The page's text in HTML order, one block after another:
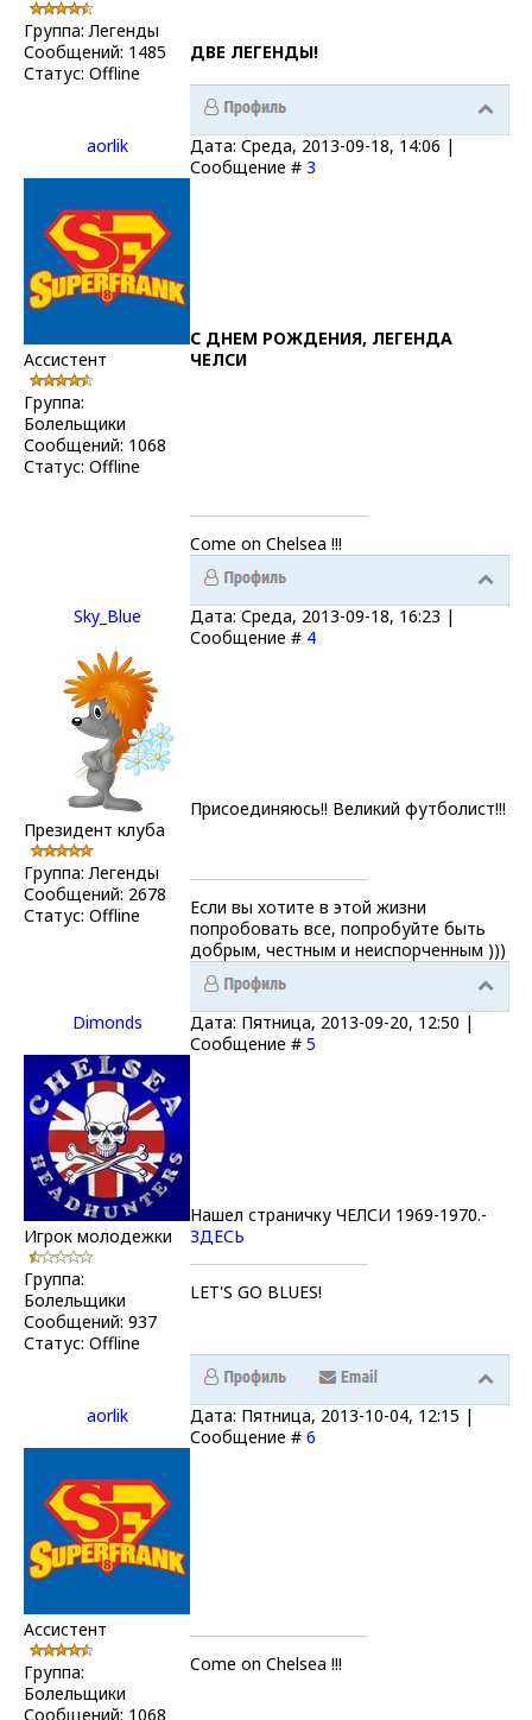
Группа: Легенды
Сообщений: 1485
Статус: Offline
ДВЕ ЛЕГЕНДЫ!
aorlik
Дата: Среда, 2013-09-18, 14:06 |
Сообщение # 3
Ассистент
Группа:
Болельщики
Сообщений: 1068
Статус: Offline
С ДНЕМ РОЖДЕНИЯ, ЛЕГЕНДА
ЧЕЛСИ
Come on Chelsea !!!
Sky_Blue
Дата: Среда, 2013-09-18, 16:23 |
Сообщение # 4
Президент клуба
Группа: Легенды
Сообщений: 2678
Статус: Offline
Присоединяюсь!! Великий футболист!!!
Если вы хотите в этой жизни
попробовать все, попробуйте быть
добрым, честным и неиспорченным )))
Dimonds
Дата: Пятница, 2013-09-20, 12:50 |
Сообщение # 5
Игрок молодежки
Группа:
Болельщики
Сообщений: 937
Статус: Offline
Нашел страничку ЧЕЛСИ 1969-1970.-
ЗДЕСЬ
LET'S GO BLUES!
aorlik
Дата: Пятница, 2013-10-04, 12:15 |
Сообщение # 6
Ассистент
Группа:
Болельщики
Сообщений: 1068
Come on Chelsea !!!